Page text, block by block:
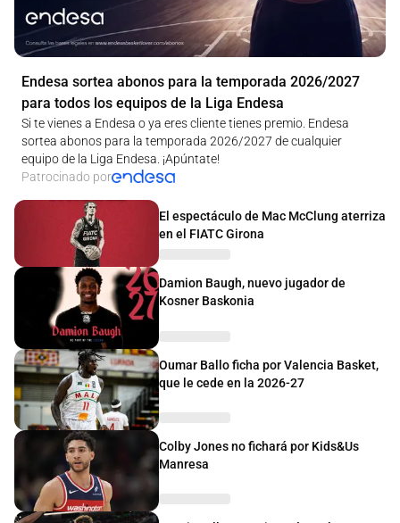
Endesa sortea abonos para la temporada 2026/2027
para todos los equipos de la Liga Endesa
Si te vienes a Endesa o ya eres cliente tienes premio. Endesa
sortea abonos para la temporada 2026/2027 de cualquier
equipo de la Liga Endesa. ¡Apúntate!
Patrocinado por
El espectáculo de Mac McClung aterriza
en el FIATC Girona
Damion Baugh, nuevo jugador de
Kosner Baskonia
Oumar Ballo ficha por Valencia Basket,
que le cede en la 2026-27
Colby Jones no fichará por Kids&Us
Manresa